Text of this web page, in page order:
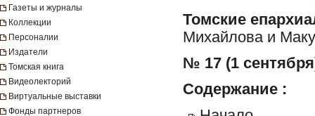
Газеты и журналы
Коллекции
Персоналии
Издатели
Томская книга
Видеолекторий
Виртуальные выставки
Фонды партнеров
Томские
Михайлова и
№ 17 (1
Содержание :